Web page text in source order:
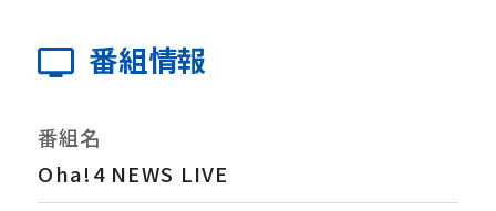
番組情報
番組名
Oha!4 NEWS LIVE